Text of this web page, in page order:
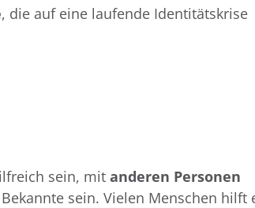
, die auf eine laufende Identitätskrise
sein, mit anderen Personen
sein. Vielen Menschen hilft